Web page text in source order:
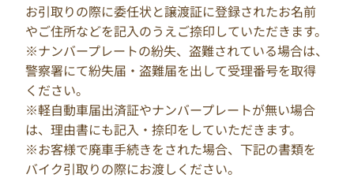
お引取りの際に委任状と譲渡証に登録されたお名前
やご住所などを記入のうえご捺印していただきます。
※ナンバープレートの紛失、盗難されている場合は、
警察署にて紛失届・盗難届を出して受理番号を取得
ください。
※軽自動車届出済証やナンバープレートが無い場合
は、理由書にも記入・捺印をしていただきます。
※お客様で廃車手続きをされた場合、下記の書類を
バイク引取りの際にお渡しください。